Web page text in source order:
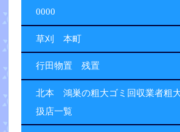
0000
草刈 本町
行田物置 残置
北本 鴻巣の粗大ゴミ回収業者粗
扱店一覧